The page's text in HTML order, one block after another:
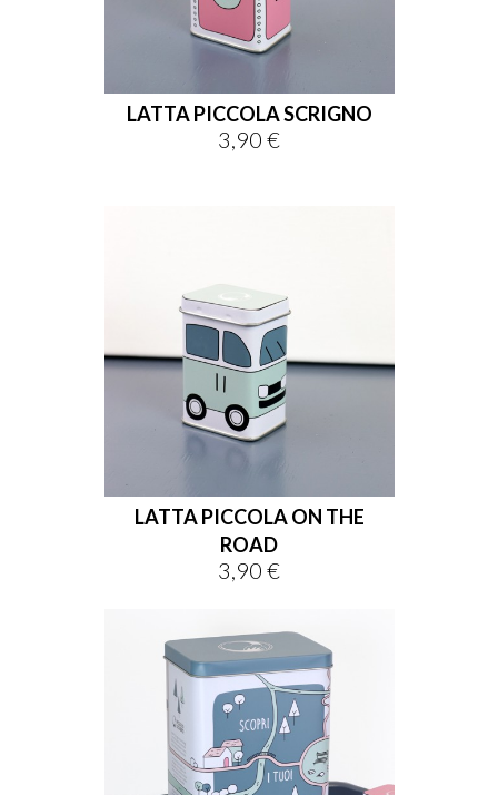
LATTA PICCOLA SCRIGNO
Prezzo
3,90 €
LATTA PICCOLA ON THE
ROAD
Prezzo
3,90 €